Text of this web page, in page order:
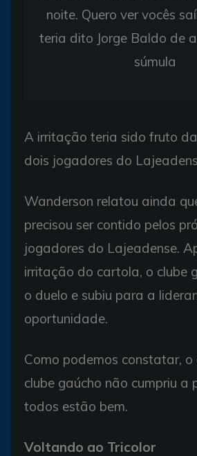
noite. Quero ver vocês
teria dito Jorge Baldo de
súmula
A irritação teria sido fruto
dois jogadores do
Wanderson relatou ainda
precisou ser contido pelos
jogadores do Lajeadense.
irritação do cartola, o clube
o duelo e subiu para a
oportunidade.
Como podemos constatar,
clube gaúcho não cumpriu a
todos estão bem.
Voltando ao Tricolor